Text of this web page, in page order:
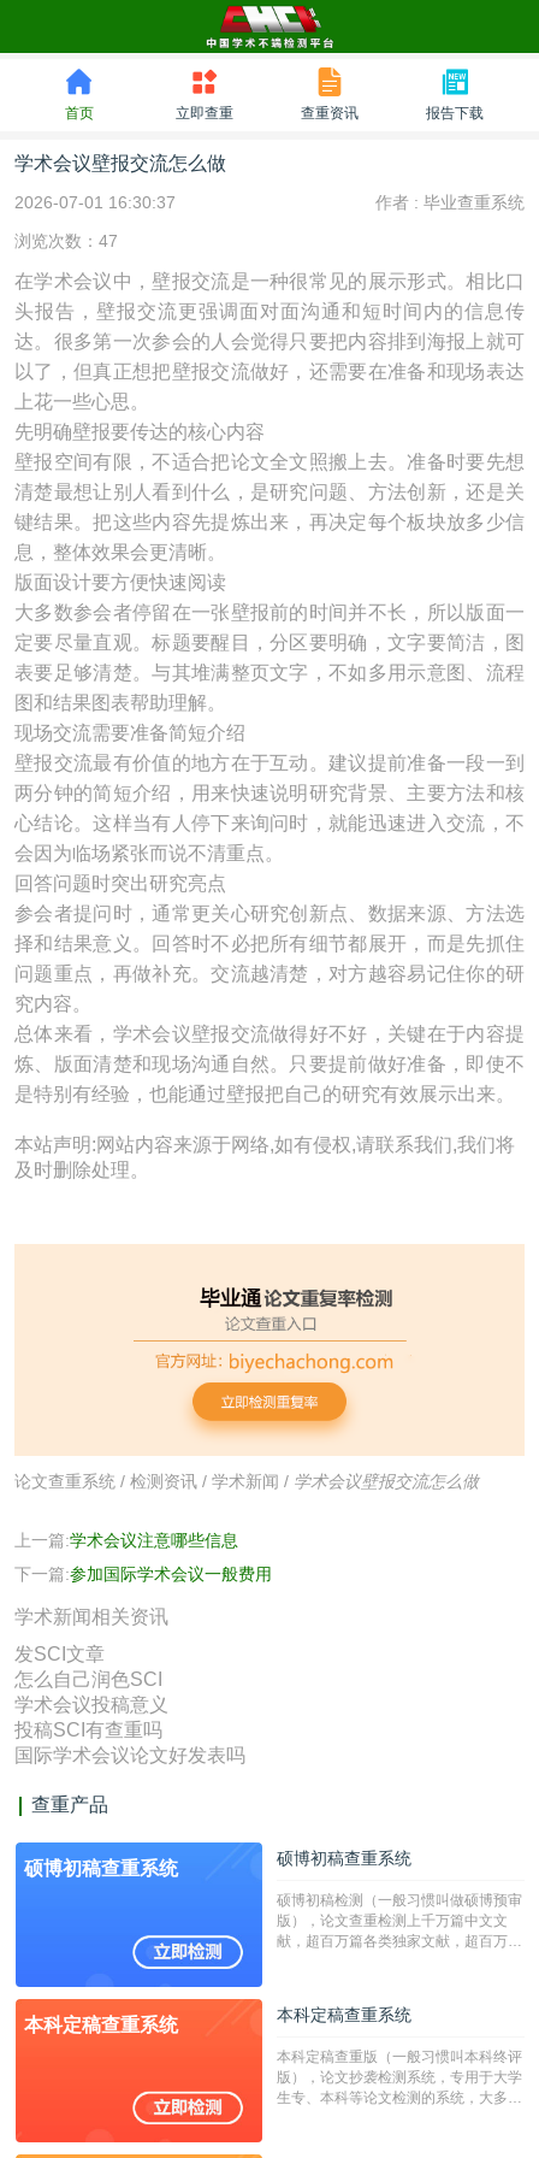
首页 立即查重 查重资讯 报告下载
学术会议壁报交流怎么做
2026-07-01 16:30:37 作者 : 毕业查重系统
浏览次数：47
在学术会议中，壁报交流是一种很常见的展示形式。相比口
头报告，壁报交流更强调面对面沟通和短时间内的信息传
达。很多第一次参会的人会觉得只要把内容排到海报上就可
以了，但真正想把壁报交流做好，还需要在准备和现场表达
上花一些心思。
先明确壁报要传达的核心内容
壁报空间有限，不适合把论文全文照搬上去。准备时要先想
清楚最想让别人看到什么，是研究问题、方法创新，还是关
键结果。把这些内容先提炼出来，再决定每个板块放多少信
息，整体效果会更清晰。
版面设计要方便快速阅读
大多数参会者停留在一张壁报前的时间并不长，所以版面一
定要尽量直观。标题要醒目，分区要明确，文字要简洁，图
表要足够清楚。与其堆满整页文字，不如多用示意图、流程
图和结果图表帮助理解。
现场交流需要准备简短介绍
壁报交流最有价值的地方在于互动。建议提前准备一段一到
两分钟的简短介绍，用来快速说明研究背景、主要方法和核
心结论。这样当有人停下来询问时，就能迅速进入交流，不
会因为临场紧张而说不清重点。
回答问题时突出研究亮点
参会者提问时，通常更关心研究创新点、数据来源、方法选
择和结果意义。回答时不必把所有细节都展开，而是先抓住
问题重点，再做补充。交流越清楚，对方越容易记住你的研
究内容。
总体来看，学术会议壁报交流做得好不好，关键在于内容提
炼、版面清楚和现场沟通自然。只要提前做好准备，即使不
是特别有经验，也能通过壁报把自己的研究有效展示出来。
本站声明:网站内容来源于网络,如有侵权,请联系我们,我们将
及时删除处理。
论文查重系统 / 检测资讯 / 学术新闻 / 学术会议壁报交流怎么做
上一篇:学术会议注意哪些信息
下一篇:参加国际学术会议一般费用
学术新闻相关资讯
发SCI文章
怎么自己润色SCI
学术会议投稿意义
投稿SCI有查重吗
国际学术会议论文好发表吗
查重产品
硕博初稿查重系统 硕博初稿查重系统
硕博初稿检测（一般习惯叫做硕博预审
版），论文查重检测上千万篇中文文
献，超百万篇各类独家文献，超百万港
校用来检测硕博论文的系统，检测范围
广，数据来源真实，检测算法合理!本
字符数30万）
本科定稿查重系统 本科定稿查重系统
本科定稿查重版（一般习惯叫本科终评
版），论文抄袭检测系统，专用于大学
生专、本科等论文检测的系统，大多数